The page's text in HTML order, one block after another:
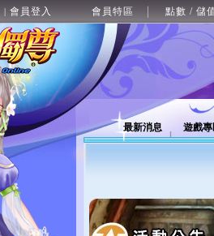
| 會員登入 會員特區 點數 / 儲
最新消息 遊戲